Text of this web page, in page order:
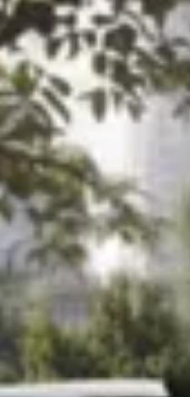
Spie di
WLTP
Carburante
Richiamo di
Servizi digitali e app
myVolkswagen
VW Connect
Connect Pro
Il manuale digitale
VW Connect per i
App California
Car-Net
Aggiornamento
Video tutorial di
Disattivazione
Marchio ed esperienza
Nostro marchio
Van Journal
Le generazioni
Panoramica delle
Newsletter
Azienda
Contatto
Newsroom